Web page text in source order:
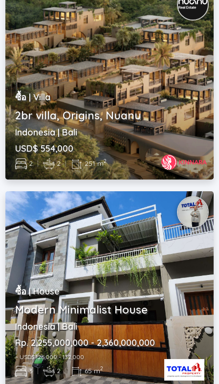
ซื้อ | Villa
2br villa, Origins, Nuanu
Indonesia | Bali
USD$ 554,000
2 | 2 | 251 m2
ซื้อ | House
Modern Minimalist House
Indonesia | Bali
Rp. 2,255,000,000 - 2,360,000,000
~ USD$ 126,000 - 132,000
3 | 2 | 65 m2